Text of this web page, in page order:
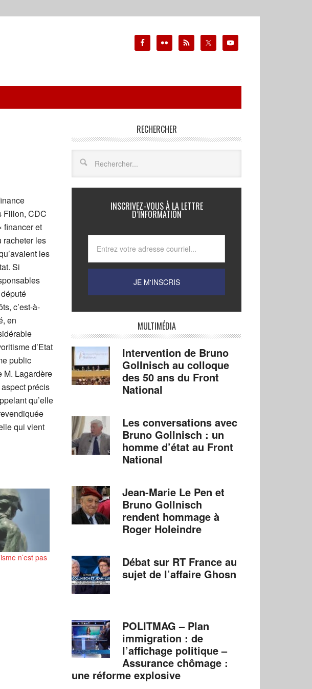
Fillon, CDC
financer et
racheter les
les
Si
c’est-à-
en
d’Etat
public
M. Lagardère
précis
qu’elle
qui vient
n’est pas
RECHERCHER
INSCRIVEZ-VOUS À LA LETTRE
D’INFORMATION
MULTIMÉDIA
Intervention de Bruno
Gollnisch au colloque
des 50 ans du Front
National
Les conversations avec
Bruno Gollnisch : un
homme d’état au Front
National
Jean-Marie Le Pen et
Bruno Gollnisch
rendent hommage à
Roger Holeindre
Débat sur RT France au
sujet de l’affaire Ghosn
POLITMAG – Plan
immigration : de
l’affichage politique –
Assurance chômage :
une réforme explosive